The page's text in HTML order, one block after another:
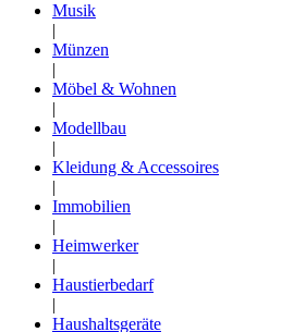
Musik
|
Münzen
|
Möbel & Wohnen
|
Modellbau
|
Kleidung & Accessoires
|
Immobilien
|
Heimwerker
|
Haustierbedarf
|
Haushaltsgeräte